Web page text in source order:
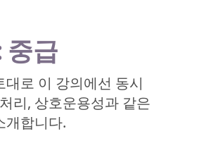
중급
대로 이 강의에선 동시
리, 상호운용성과 같은
개합니다.